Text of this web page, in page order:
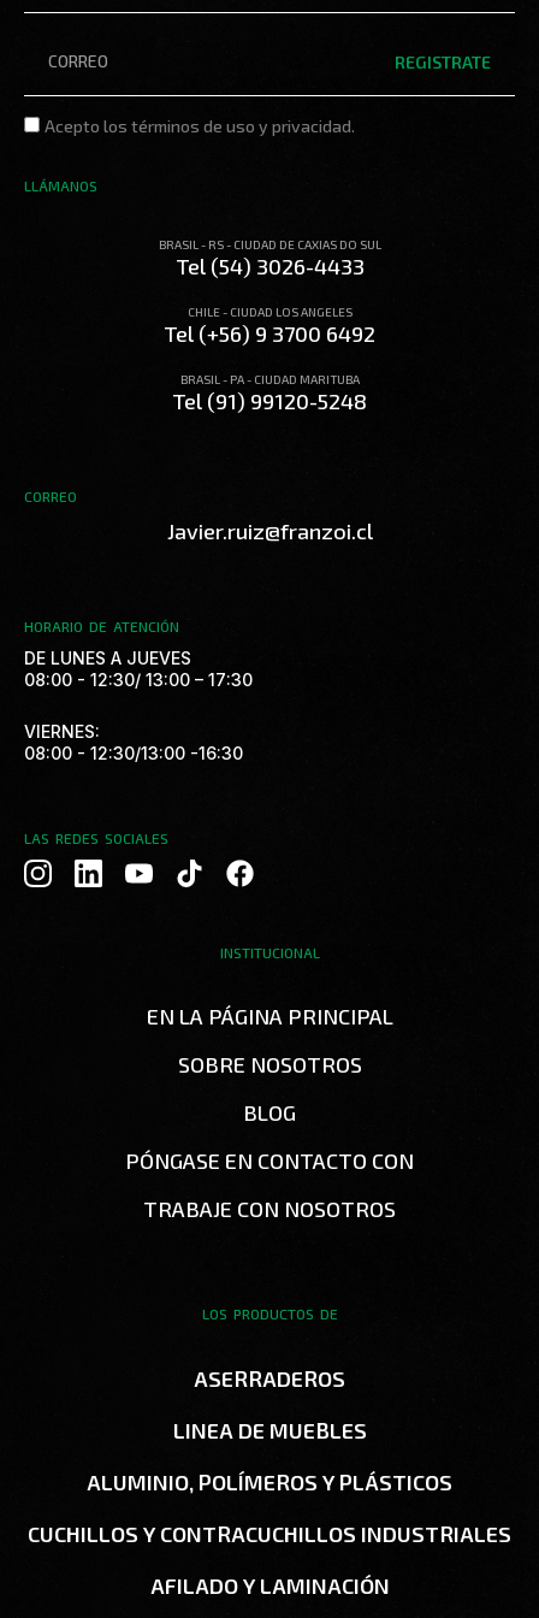
electrónico
Los
términos
Acepto los términos de uso y privacidad.
REGISTRATE
INSTITUCIONAL
EN LA PÁGINA PRINCIPAL
SOBRE NOSOTROS
BLOG
PÓNGASE EN CONTACTO CON
TRABAJE CON NOSOTROS
LOS PRODUCTOS DE
ASERRADEROS
LINEA DE MUEBLES
ALUMINIO, POLÍMEROS Y PLÁSTICOS
CUCHILLOS Y CONTRACUCHILLOS INDUSTRIALES
AFILADO Y LAMINACIÓN
LLÁMANOS
BRASIL - RS - CIUDAD DE CAXIAS DO SUL
Tel (54) 3026-4433
CHILE - CIUDAD LOS ANGELES
Tel (+56) 9 3700 6492
BRASIL - PA - CIUDAD MARITUBA
Tel (91) 99120-5248
CORREO
Javier.ruiz@franzoi.cl
HORARIO DE ATENCIÓN
DE LUNES A JUEVES
08:00 - 12:30/ 13:00 – 17:30
VIERNES:
08:00 - 12:30/13:00 -16:30
LAS REDES SOCIALES
T
k
F
e
o
k